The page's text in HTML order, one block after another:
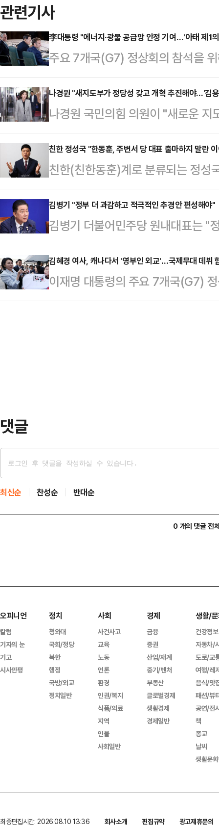
관련기사
李대통령 "에너지·광물 공급망 안정 기여…'아태 제1
주요 7개국(G7) 정상회의 참석을
17일(현지시간) 오후 '에너지 안보
및 확대 세션에 참석해 한국의 에너
령은 두 차례 발언을 통해 "에너지
로벌 경제 성장과 번영의 관건"이
협력에 적극 동참할 것"이라는 뜻
전했다.이 대통령은 "인공지능(AI)
데, …
나경원 "새지도부가 정당성 갖고 개혁 추진해야…'김
나경원 국민의힘 의원이 "새로운
한다"며 신속한 전당대회 개최를
원내대표와 중진의원들과의 회동
다"며 "전당대회를 통해 새 지도부
아 개혁하는 것이 바람직하다 말씀
화가 바뀐 것 같다. 오늘 있기까지
당성이 계속 흔들리고 있었다"며 "
이 오늘의 당을 만…
친한 정성국 "한동훈, 주변서 당 대표 출마하지 말란
친한(친한동훈)계로 분류되는 정성
대표 출마 여부와 관련해 "5대 5라
는 이야기들을 많이 하는 것 같다"
마를 한다면 (당선) 가능성은 제일
전 YTN 라디오 뉴스파이팅에서 '한
는 질문에 "지금 굉장히 복잡해졌
의 출마를 만류하는 목소리가 많다
제시를 받…
김병기 "정부 더 과감하고 적극적인 추경안 편성해야"
김병기 더불어민주당 원내대표는 "
산안(추경)을 편성해주길 당부한다
국회에서 열린 최고위원회의에서 "
효과를 얻기 힘들다. 위기 상황에
김 원내대표는 "이재명 대통령은 어
김혜경 여사, 캐나다서 '영부인 외교'…국제무대 데뷔
이재명 대통령의 주요 7개국(G7)
부인 외교'로 국제무대에 데뷔했다.
댓글
최신순 찬성순 반대순
0 개의 댓글 전
오피니언
칼럼
기자의 눈
기고
시사만평
정치
청와대
국회/정당
북한
행정
국방/외교
정치일반
사회
사건사고
교육
노동
언론
환경
인권/복지
식품/의료
지역
인물
사회일반
경제
금융
증권
산업/재계
중기/벤처
부동산
글로벌경제
생활경제
경제일반
생활/
건강정보
자동차/
도로/교
여행/레
음식/맛
패션/뷰
공연/전
책
종교
날씨
생활문
최종편집시간: 2026.08.10 13:36 회사소개 편집규약 광고제휴문의